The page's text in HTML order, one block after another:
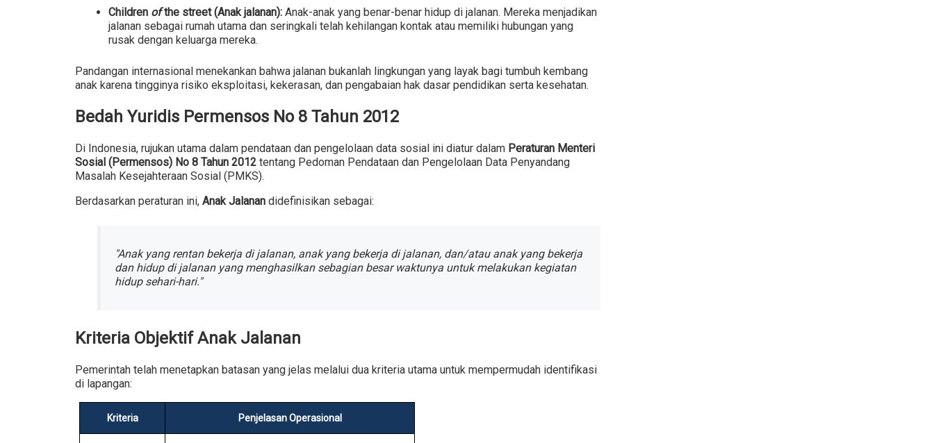
Children ofthe street (Anak jalanan): Anak-anak yang benar-benar hidup di jalanan. Mereka menjadikan
jalanan sebagai rumah utama dan seringkali telah kehilangan kontak atau memiliki hubungan yang
rusak dengan keluarga mereka.
Pandangan internasional menekankan bahwa jalanan bukanlah lingkungan yang layak bagi tumbuh kembang
anak karena tingginya risiko eksploitasi, kekerasan, dan pengabaian hak dasar pendidikan serta kesehatan.
Bedah Yuridis Permensos No 8 Tahun 2012
Di Indonesia, rujukan utama dalam pendataan dan pengelolaan data sosial ini diatur dalam Peraturan Menteri
Sosial (Permensos) No 8 Tahun 2012 tentang Pedoman Pendataan dan Pengelolaan Data Penyandang
Masalah Kesejahteraan Sosial (PMKS).
Berdasarkan peraturan ini, Anak Jalanan didefinisikan sebagai:
"Anak yang rentan bekerja di jalanan, anak yang bekerja di jalanan, dan/atau anak yang bekerja
dan hidup di jalanan yang menghasilkan sebagian besar waktunya untuk melakukan kegiatan
hidup sehari-hari."
Kriteria Objektif Anak Jalanan
Pemerintah telah menetapkan batasan yang jelas melalui dua kriteria utama untuk mempermudah identifikasi
di lapangan:
Kriteria Penjelasan Operasional